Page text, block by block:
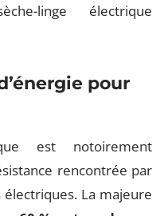
linge électrique
pour
est notoirement
rencontrée par
La majeure